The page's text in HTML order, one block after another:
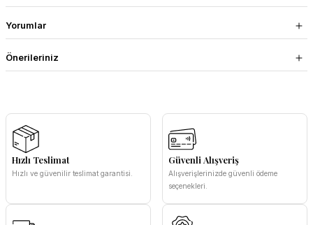
Yorumlar
Önerileriniz
Hızlı Teslimat
Hızlı ve güvenilir teslimat garantisi.
Güvenli Alışveriş
Alışverişlerinizde güvenli ödeme
seçenekleri.